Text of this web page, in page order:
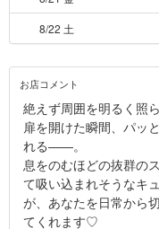
8/22 土
お店コメント
絶えず周囲を明るく照
扉を開けた瞬間、パッ
れる――。
息をのむほどの抜群の
て吸い込まれそうなキ
が、あなたを日常から
てくれます♡